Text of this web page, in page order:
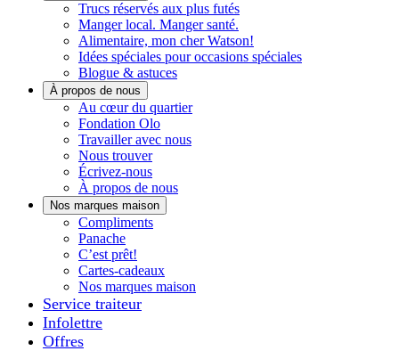
Trucs réservés aux plus futés
Manger local. Manger santé.
Alimentaire, mon cher Watson!
Idées spéciales pour occasions spéciales
Blogue & astuces
À propos de nous
Au cœur du quartierHistoires
Fondation Olo
Travailler avec nous
Nous trouver
Écrivez-nous
À propos de nous
Nos marques maison
ComplimentsNotre
qui
goûte
PanacheDécouvrez
Panache
C’est prêt!
bons.
Toujours
prêts
Cartes-cadeaux
Nos marques maison
Service traiteur
Infolettre
Offres